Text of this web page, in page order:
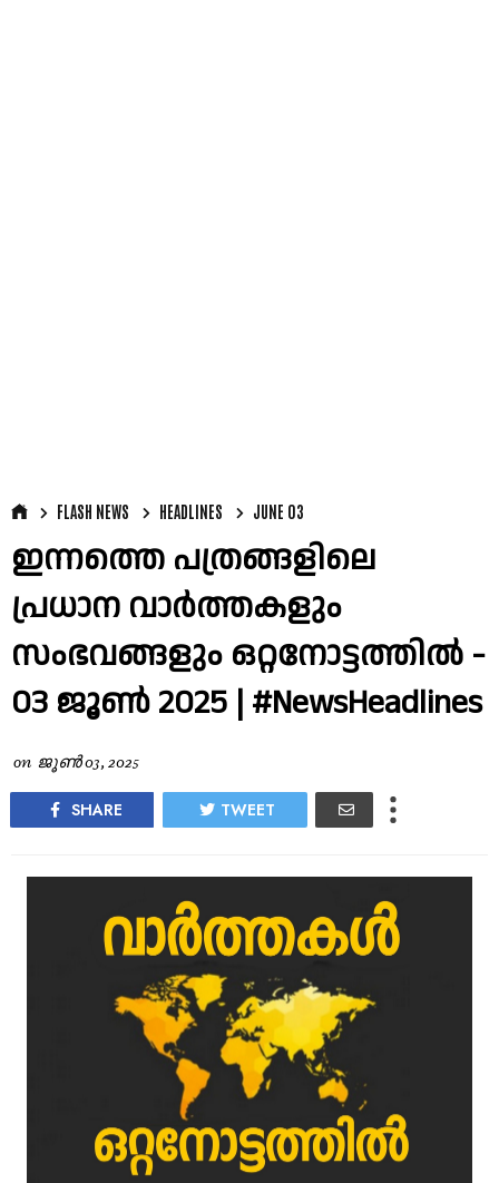
FLASH NEWS HEADLINES JUNE 03
ഇന്നത്തെ പത്രങ്ങളിലെ
പ്രധാന വാർത്തകളും
സംഭവങ്ങളും ഒറ്റനോട്ടത്തിൽ -
03 ജൂൺ 2025 | #NewsHeadlines
on ജൂൺ 03, 2025
SHARE TWEET